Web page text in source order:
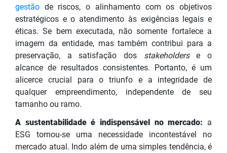
gestão de riscos, o alinhamento com os objetivos
estratégicos e o atendimento às exigências legais e
éticas. Se bem executada, não somente fortalece a
imagem da entidade, mas também contribui para a
preservação, a satisfação dos stakeholderse o
alcance de resultados consistentes. Portanto, é um
alicerce crucial para o triunfo e a integridade de
qualquer empreendimento, independente de seu
tamanho ou ramo.
A sustentabilidade é indispensável no mercado: a
ESG tornou-se uma necessidade incontestável no
mercado atual. Indo além de uma simples tendência, é